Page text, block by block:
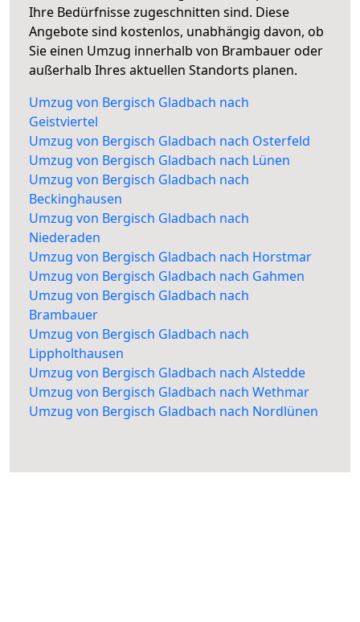
Ihre Bedürfnisse zugeschnitten sind. Diese
Angebote sind kostenlos, unabhängig davon, ob
Sie einen Umzug innerhalb von Brambauer oder
außerhalb Ihres aktuellen Standorts planen.
Umzug von Bergisch Gladbach nach
Geistviertel
Umzug von Bergisch Gladbach nach Osterfeld
Umzug von Bergisch Gladbach nach Lünen
Umzug von Bergisch Gladbach nach
Beckinghausen
Umzug von Bergisch Gladbach nach
Niederaden
Umzug von Bergisch Gladbach nach Horstmar
Umzug von Bergisch Gladbach nach Gahmen
Umzug von Bergisch Gladbach nach
Brambauer
Umzug von Bergisch Gladbach nach
Lippholthausen
Umzug von Bergisch Gladbach nach Alstedde
Umzug von Bergisch Gladbach nach Wethmar
Umzug von Bergisch Gladbach nach Nordlünen